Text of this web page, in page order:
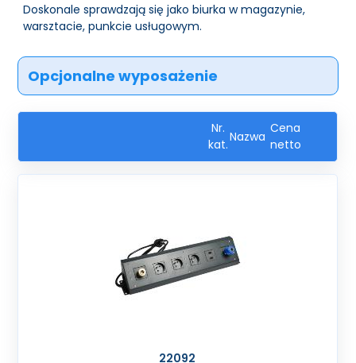
Doskonale sprawdzają się jako biurka w magazynie,
warsztacie, punkcie usługowym.
Opcjonalne wyposażenie
Nr.
kat.
Nazwa
Cena
netto
22092